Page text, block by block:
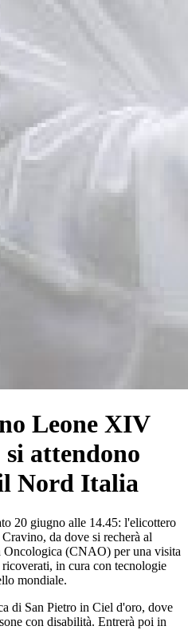
Leone XIV
attendono
Nord Italia
20 giugno alle 14.45: l'elicottero
da dove si recherà al
(CNAO) per una visita
in cura con tecnologie
mondiale.
di San Pietro in Ciel d'oro, dove
con disabilità. Entrerà poi in